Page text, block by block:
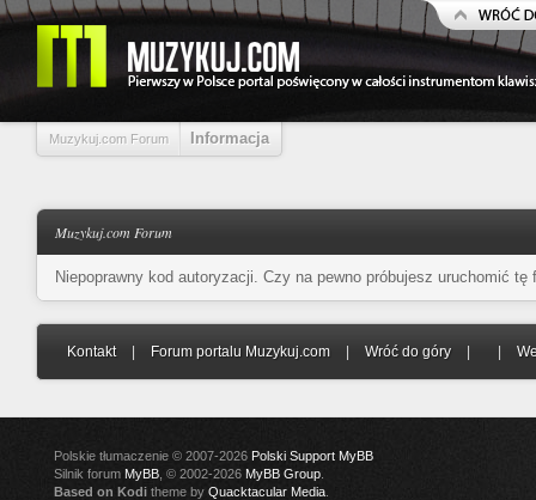
Muzykuj.com Forum Informacja
Muzykuj.com Forum
Niepoprawny kod autoryzacji. Czy na pewno próbujesz uruchomić
Kontakt Forum portalu Muzykuj.com Wróć do góry
Polskie tłumaczenie © 2007-2026 Polski Support MyBB
Silnik forum MyBB , © 2002-2026 MyBB Group
Based on Kodi theme by Quacktacular Media